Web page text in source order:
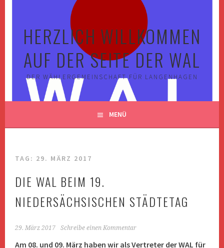
HERZLICH WILLKOMMEN
AUF DER SEITE DER WAL
DER WÄHLERGEMEINSCHAFT FÜR LANGENHAGEN
MENÜ
TAG: 29. MÄRZ 2017
DIE WAL BEIM 19.
NIEDERSÄCHSISCHEN STÄDTETAG
29. März 2017 Schreibe einen Kommentar
Am 08. und 09. März haben wir als Vertreter der WAL für